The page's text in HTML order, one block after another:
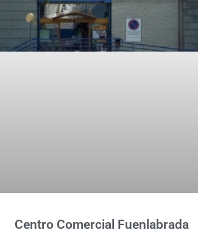
Centro Comercial Fuenlabrada